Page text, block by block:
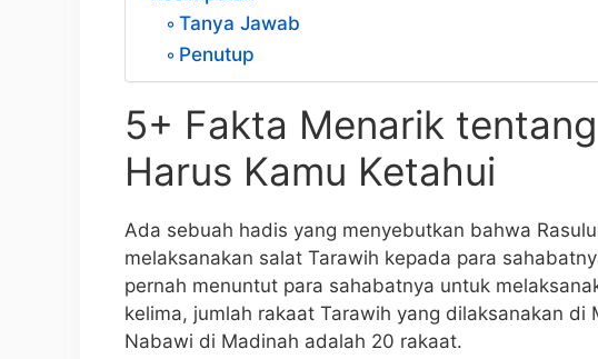
Tanya Jawab
Penutup
5+ Fakta Menarik
Harus Kamu Ketahui
Ada sebuah hadis yang menyebutkan bahwa
melaksanakan salat Tarawih kepada para
pernah menuntut para sahabatnya untuk
kelima, jumlah rakaat Tarawih yang dilaksanakan di
Nabawi di Madinah adalah 20 rakaat.